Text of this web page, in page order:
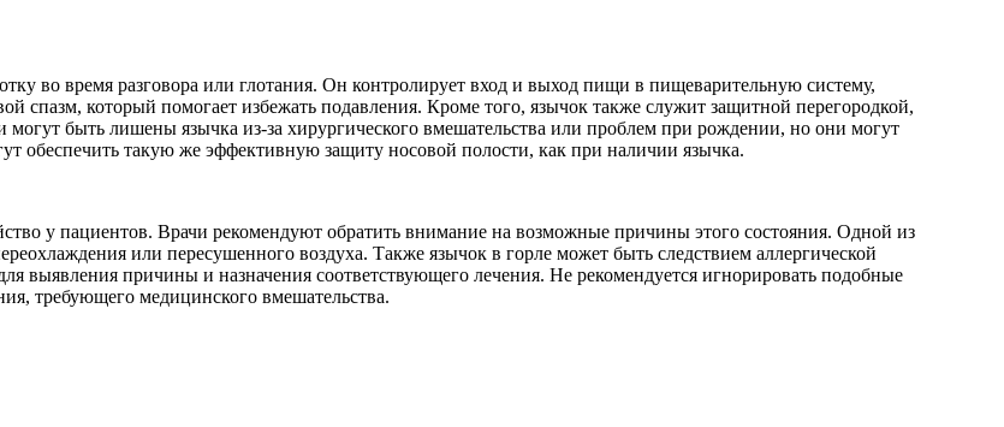
во время разговора или глотания. Он контролирует вход и выход пищи в пищеварительную систему,
спазм, который помогает избежать подавления. Кроме того, язычок также служит защитной перегородкой,
быть лишены язычка из-за хирургического вмешательства или проблем при рождении, но они могут
обеспечить такую же эффективную защиту носовой полости, как при наличии язычка.
у пациентов. Врачи рекомендуют обратить внимание на возможные причины этого состояния. Одной из
или пересушенного воздуха. Также язычок в горле может быть следствием аллергической
выявления причины и назначения соответствующего лечения. Не рекомендуется игнорировать подобные
требующего медицинского вмешательства.